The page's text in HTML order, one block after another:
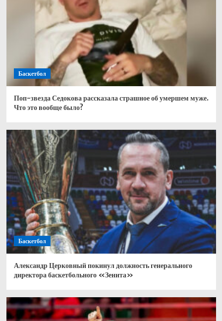
Баскетбол
Поп-звезда Седокова рассказала страшное об умершем муже.
Что это вообще было?
Баскетбол
Александр Церковный покинул должность генерального
директора баскетбольного «Зенита»